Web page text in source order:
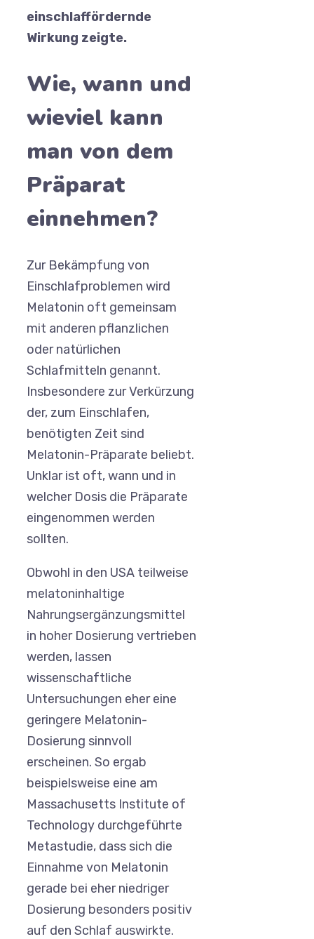
einschlaffördernde
Wirkung zeigte.
Wie, wann und
wieviel kann
man von dem
Präparat
einnehmen?
Zur Bekämpfung von
Einschlafproblemen wird
Melatonin oft gemeinsam
mit anderen pflanzlichen
oder natürlichen
Schlafmitteln genannt.
Insbesondere zur Verkürzung
der, zum Einschlafen,
benötigten Zeit sind
Melatonin-Präparate beliebt.
Unklar ist oft, wann und in
welcher Dosis die Präparate
eingenommen werden
sollten.
Obwohl in den USA teilweise
melatoninhaltige
Nahrungsergänzungsmittel
in hoher Dosierung vertrieben
werden, lassen
wissenschaftliche
Untersuchungen eher eine
geringere Melatonin-
Dosierung sinnvoll
erscheinen. So ergab
beispielsweise eine am
Massachusetts Institute of
Technology durchgeführte
Metastudie, dass sich die
Einnahme von Melatonin
gerade bei eher niedriger
Dosierung besonders positiv
auf den Schlaf auswirkte.